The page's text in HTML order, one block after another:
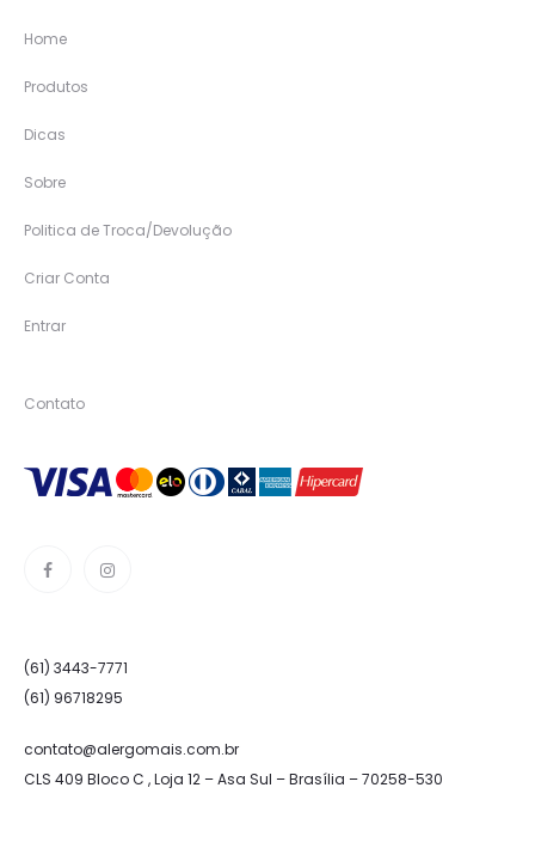
Home
Produtos
Dicas
Sobre
Politica de Troca/Devolução
Criar Conta
Entrar
Contato
(61) 3443-7771
(61) 96718295
contato@alergomais.com.br
CLS 409 Bloco C , Loja 12 – Asa Sul – Brasília – 70258-530